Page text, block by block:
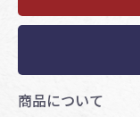
商品について